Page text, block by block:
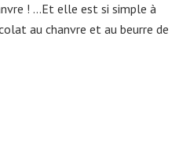
! …Et elle est si simple à
au chanvre et au beurre de